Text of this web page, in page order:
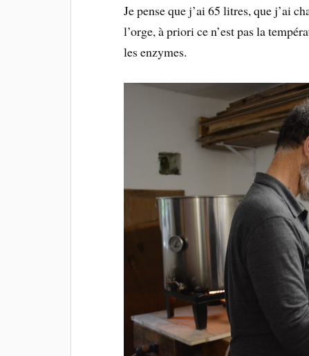
Je pense que j’ai 65 litres, que j’ai
l’orge, à priori ce n’est pas la
les enzymes.